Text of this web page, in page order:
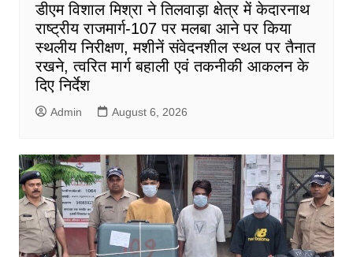
डीएम विशाल मिश्रा ने तिलवाड़ा क्षेत्र में केदारनाथ
राष्ट्रीय राजमार्ग-107 पर मलबा आने पर किया
स्थलीय निरीक्षण, मशीनें संवेदनशील स्थल पर तैनात
रखने, त्वरित मार्ग बहाली एवं तकनीकी आकलन के
दिए निर्देश
Admin August 6, 2026